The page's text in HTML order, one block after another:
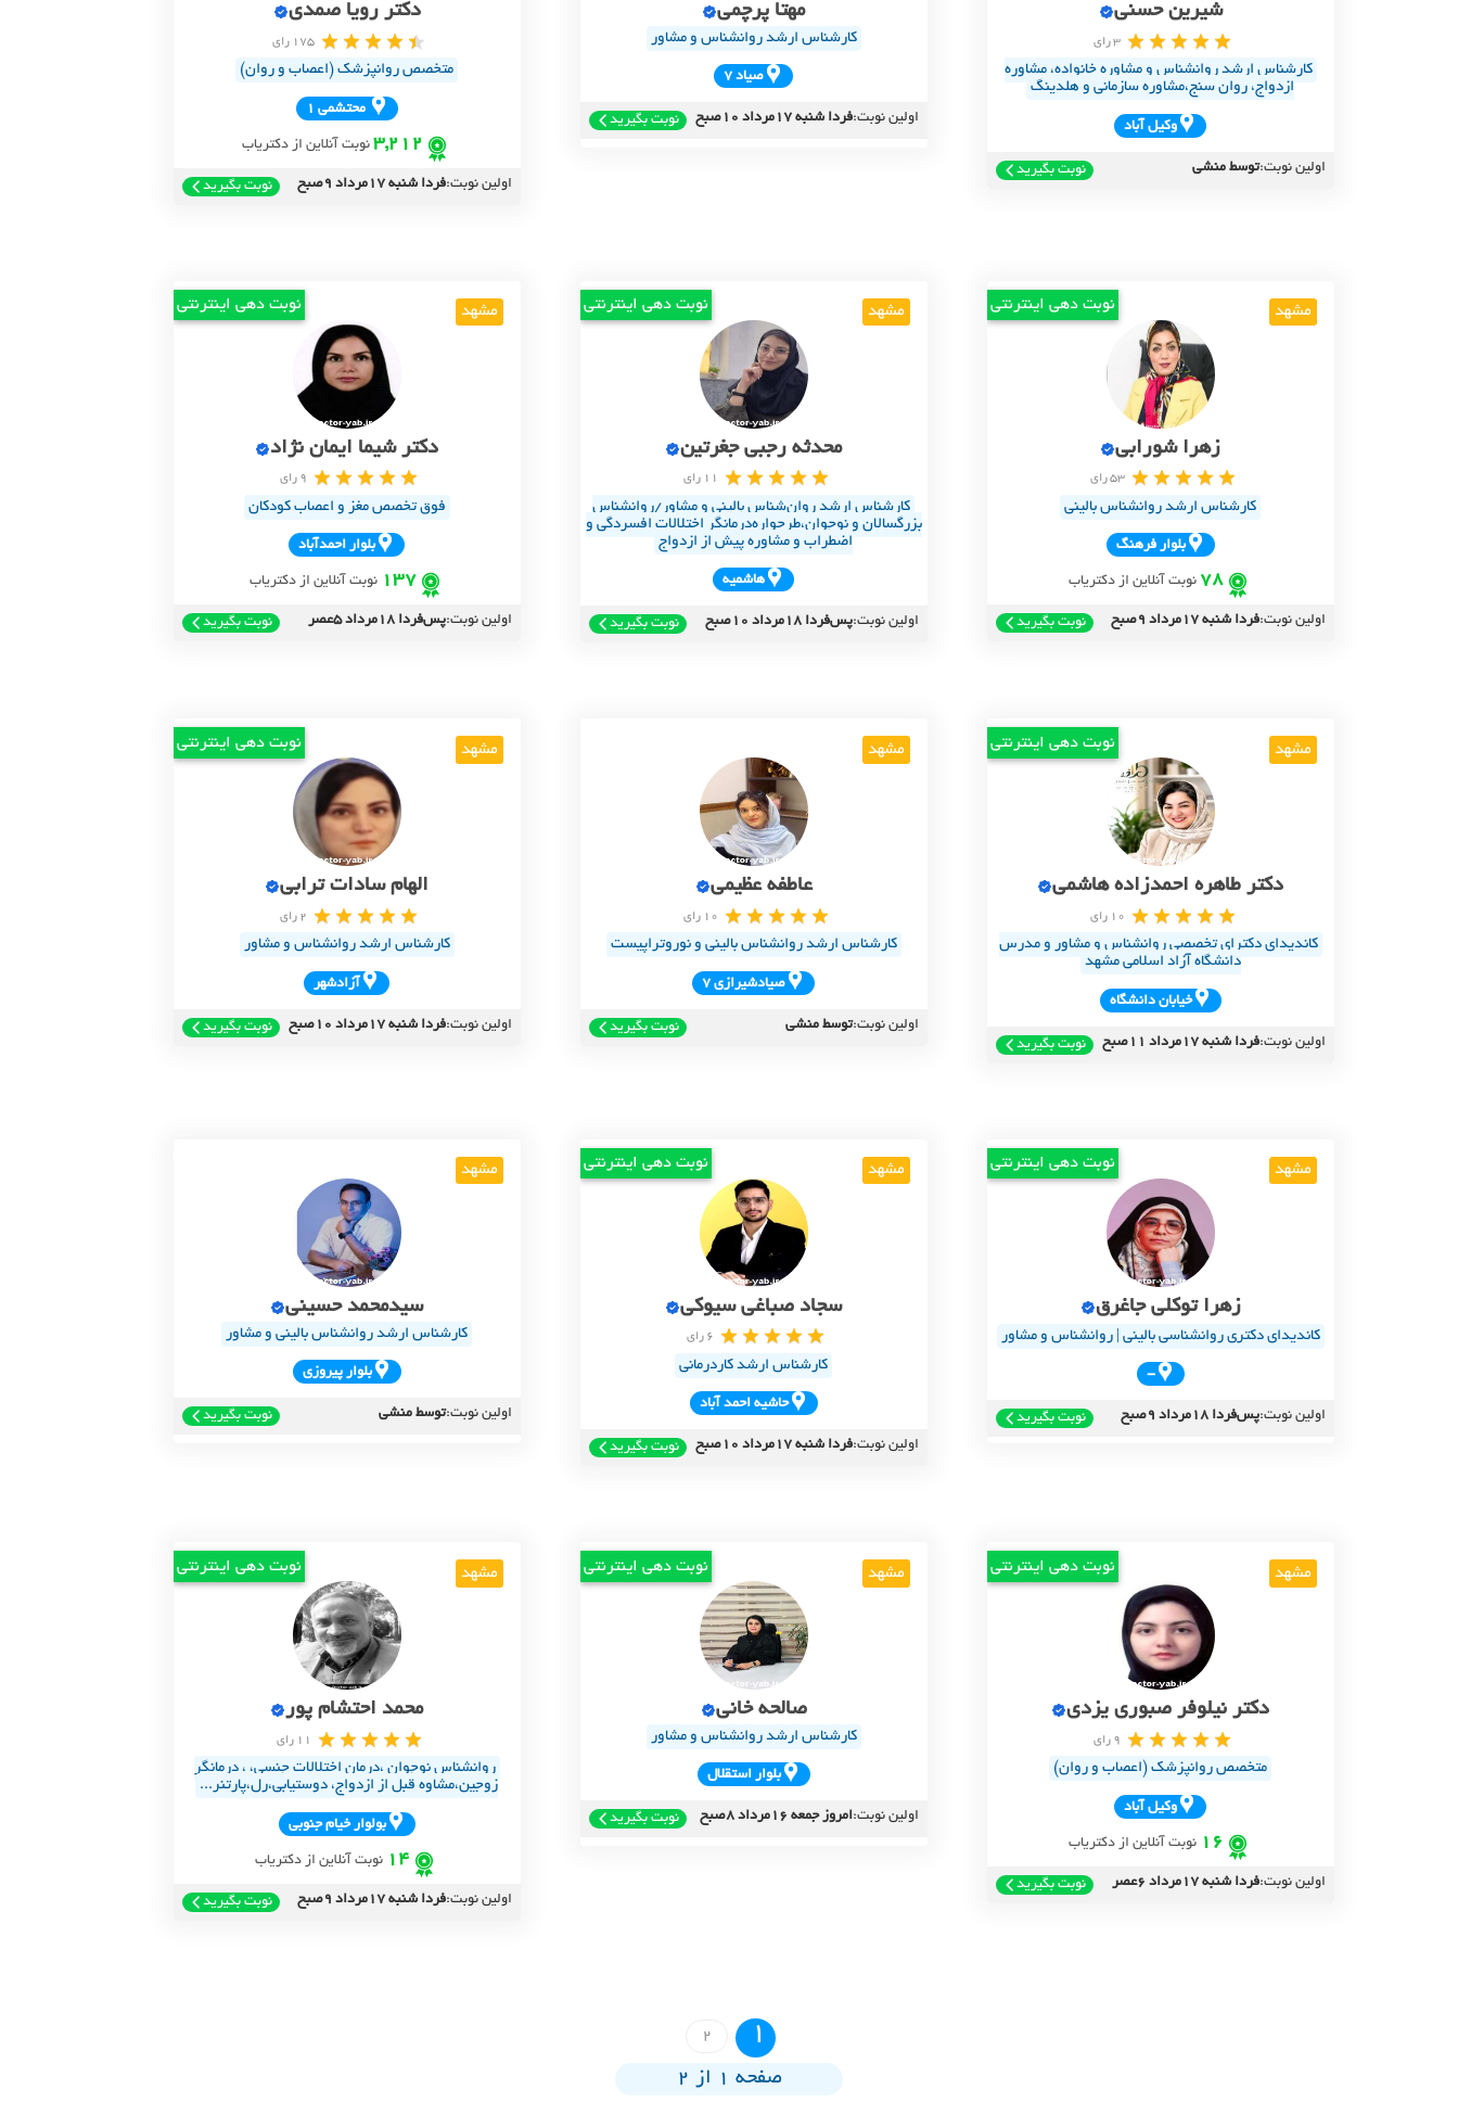
شیرین حسنی
3 رای
کارشناس ارشد روانشناس و مشاوره خانواده، مشاوره
ازدواج، روان سنج،مشاوره سازمانی و هلدینگ
وکيل آباد
اولین نوبت:توسط منشی نوبت بگیرید
مهتا پرچمی
کارشناس ارشد روانشناس و مشاور
صياد 7
اولین نوبت:فردا شنبه 17مرداد 10صبح نوبت بگیرید
دکتر رویا صمدی
175 رای
متخصص روانپزشک (اعصاب و روان)
محتشمي 1
3,212 نوبت آنلاین از دکتریاب
اولین نوبت:فردا شنبه 17مرداد 9صبح نوبت بگیرید
مشهد نوبت دهی اینترنتی
زهرا شورابی
53 رای
کارشناس ارشد روانشناس بالینی
بلوار فرهنگ
78 نوبت آنلاین از دکتریاب
اولین نوبت:فردا شنبه 17مرداد 9صبح نوبت بگیرید
مشهد نوبت دهی اینترنتی
محدثه رجبی جغرتین
11 رای
کارشناس ارشد روان‌شناس بالینی و مشاور/روانشناس
بزرگسالان و نوجوان،طرحواره‌درمانگر اختلالات افسردگی و
اضطراب و مشاوره پیش از ازدواج
هاشميه
اولین نوبت:پس‌فردا 18مرداد 10صبح نوبت بگیرید
مشهد نوبت دهی اینترنتی
دکتر شیما ایمان نژاد
9 رای
فوق تخصص مغز و اعصاب کودکان
بلوار احمدآباد
137 نوبت آنلاین از دکتریاب
اولین نوبت:پس‌فردا 18مرداد 5عصر نوبت بگیرید
مشهد نوبت دهی اینترنتی
دکتر طاهره احمدزاده هاشمی
10 رای
کاندیدای دکترای تخصصی روانشناس و مشاور و مدرس
دانشگاه آزاد اسلامی مشهد
خيابان دانشگاه
اولین نوبت:فردا شنبه 17مرداد 11صبح نوبت بگیرید
مشهد
عاطفه عظیمی
10 رای
کارشناس ارشد روانشناس بالینی و نوروتراپیست
صيادشيرازي 7
اولین نوبت:توسط منشی نوبت بگیرید
مشهد نوبت دهی اینترنتی
الهام سادات ترابی
2 رای
کارشناس ارشد روانشناس و مشاور
آزادشهر
اولین نوبت:فردا شنبه 17مرداد 10صبح نوبت بگیرید
مشهد نوبت دهی اینترنتی
زهرا توکلی جاغرق
کاندیدای دکتری روانشناسی بالینی | روانشناس و مشاور
-
اولین نوبت:پس‌فردا 18مرداد 9صبح نوبت بگیرید
مشهد نوبت دهی اینترنتی
سجاد صباغی سیوکی
6 رای
کارشناس ارشد کاردرمانی
حاشيه احمد آباد
اولین نوبت:فردا شنبه 17مرداد 10صبح نوبت بگیرید
مشهد
سیدمحمد حسینی
کارشناس ارشد روانشناس بالینی و مشاور
بلوار پيروزي
اولین نوبت:توسط منشی نوبت بگیرید
مشهد نوبت دهی اینترنتی
دکتر نیلوفر صبوری یزدی
9 رای
متخصص روانپزشک (اعصاب و روان)
وکيل آباد
16 نوبت آنلاین از دکتریاب
اولین نوبت:فردا شنبه 17مرداد 6عصر نوبت بگیرید
مشهد نوبت دهی اینترنتی
صالحه خانی
کارشناس ارشد روانشناس و مشاور
بلوار استقلال
اولین نوبت:امروز جمعه 16مرداد 8صبح نوبت بگیرید
مشهد نوبت دهی اینترنتی
محمد احتشام پور
11 رای
روانشناس نوجوان ،درمان اختلالات جنسی، ، درمانگر
زوجین،مشاوه قبل از ازدواج، دوستیابی،رل،پارتنر...
بولوار خيام جنوبي
14 نوبت آنلاین از دکتریاب
اولین نوبت:فردا شنبه 17مرداد 9صبح نوبت بگیرید
1
2
صفحه 1 از 2